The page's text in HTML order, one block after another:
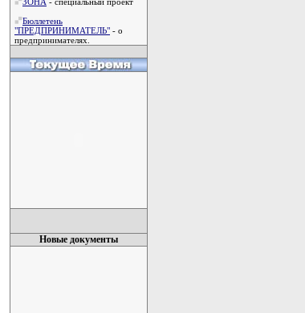
Бюллетень
"ПРЕДПРИНИМАТЕЛЬ" - о
предпринимателях.
Новые документы